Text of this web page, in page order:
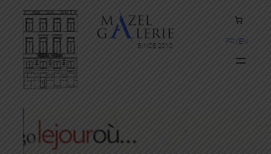
SINCE 2010
FR EN